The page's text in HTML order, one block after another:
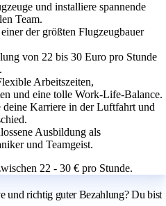
und installiere spannende
Team.
der größten Flugzeugbauer
von 22 bis 30 Euro pro Stunde
Arbeitszeiten,
und eine tolle Work-Life-Balance.
deine Karriere in der Luftfahrt und
Ausbildung als
und Teamgeist.
22 - 30 € pro Stunde.
und richtig guter Bezahlung? Du bist